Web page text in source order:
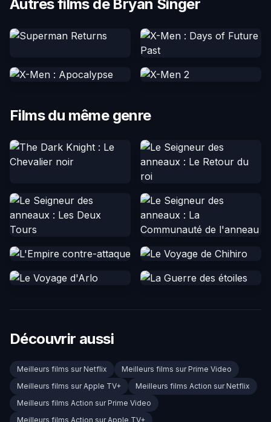
Autres films de Bryan Singer
Films du même genre
Découvrir aussi
Meilleurs films sur Netflix
Meilleurs films sur Prime Video
Meilleurs films sur Apple TV+
Meilleurs films Action sur Netflix
Meilleurs films Action sur Prime Video
Meilleurs films Action sur Apple TV+